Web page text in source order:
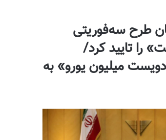
طرح سه‌فوریتی
را تایید کرد/
میلیون یورو» به